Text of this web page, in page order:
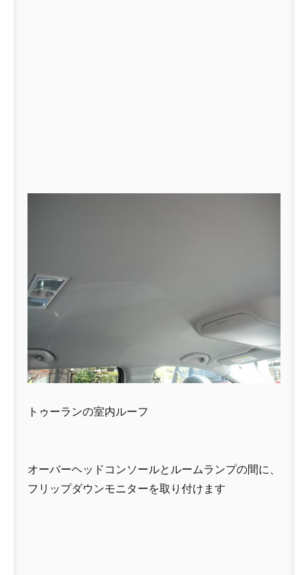
トゥーランの室内ルーフ
オーバーヘッドコンソールとルームランプの間に、
フリップダウンモニターを取り付けます